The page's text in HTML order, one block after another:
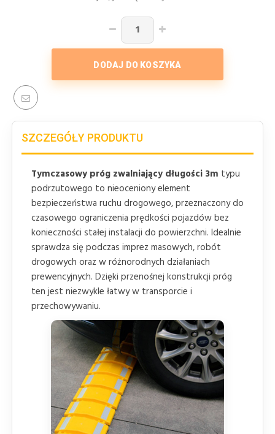
DODAJ DO KOSZYKA
SZCZEGÓŁY PRODUKTU
Tymczasowy próg zwalniający długości 3m typu
podrzutowego to nieoceniony element
bezpieczeństwa ruchu drogowego, przeznaczony do
czasowego ograniczenia prędkości pojazdów bez
konieczności stałej instalacji do powierzchni. Idealnie
sprawdza się podczas imprez masowych, robót
drogowych oraz w różnorodnych działaniach
prewencyjnych. Dzięki przenośnej konstrukcji próg
ten jest niezwykle łatwy w transporcie i
przechowywaniu.